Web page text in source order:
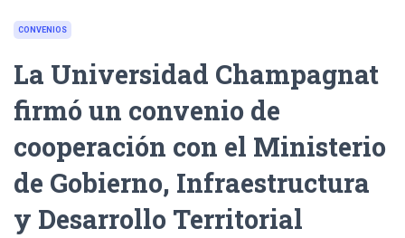
CONVENIOS
La Universidad Champagnat
firmó un convenio de
cooperación con el Ministerio
de Gobierno, Infraestructura
y Desarrollo Territorial